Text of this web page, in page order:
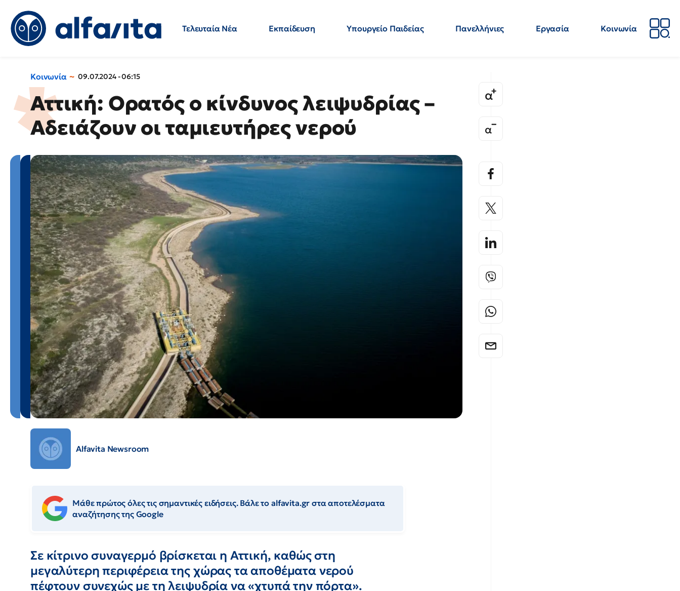
Τελευταία Νέα Εκπαίδευση Υπουργείο Παιδείας Πανελλήνιες Εργασία
Κοινωνία
Κοινωνία 09.07.2024 - 06:15
Αττική: Ορατός ο κίνδυνος λειψυδρίας –
Αδειάζουν οι ταμιευτήρες νερού
Alfavita Newsroom
Μάθε πρώτος όλες τις σημαντικές ειδήσεις. Βάλε το alfavita.gr στα αποτελέσματα
αναζήτησης της Google
Σε κίτρινο συναγερμό βρίσκεται η Αττική, καθώς στη
μεγαλύτερη περιφέρεια της χώρας τα αποθέματα νερού
πέφτουν συνεχώς με τη λειψυδρία να «χτυπά την πόρτα».